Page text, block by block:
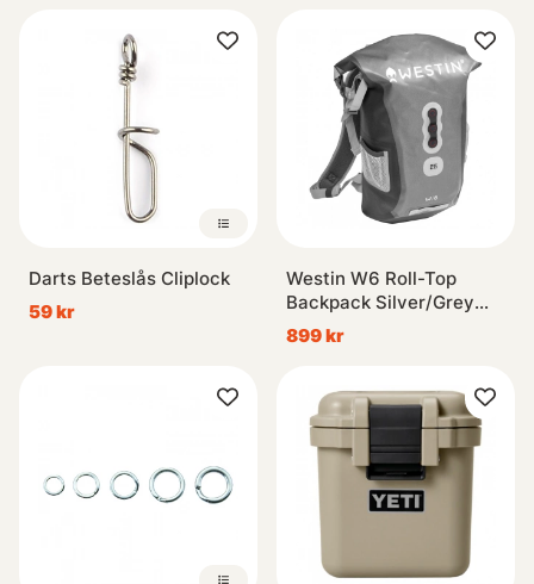
Darts Beteslås Cliplock
59 kr
Westin W6 Roll-Top
Backpack Silver/Grey
25L
899 kr